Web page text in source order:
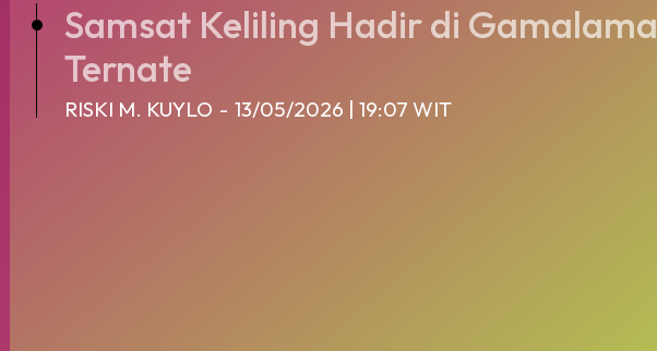
Samsat Keliling Hadir di Gamalama
Ternate
RISKI M. KUYLO - 13/05/2026 | 19:07 WIT